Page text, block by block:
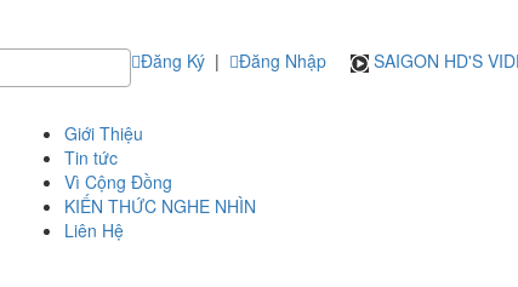
Đăng Ký | Đăng Nhập SAIGON HD'S
Giới Thiệu
Tin tức
Vì Cộng Đồng
KIẾN THỨC NGHE NHÌN
Liên Hệ